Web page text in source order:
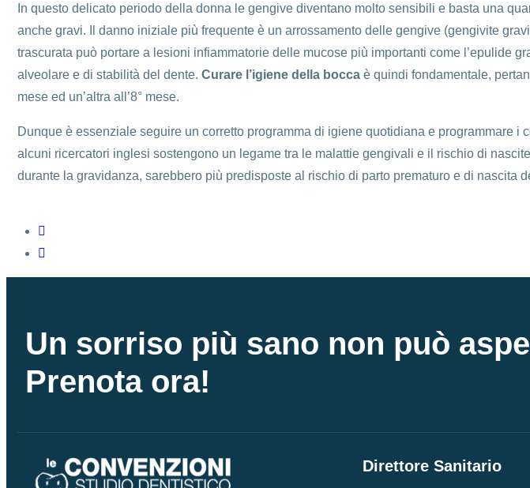
In questo delicato periodo della donna le gengive diventano molto sensibili e basta una
anche gravi. Il danno iniziale più frequente è un arrossamento delle gengive (gengivite
trascurata può portare a lesioni infiammatorie delle mucose più importanti come l’epulide
alveolare e di stabilità del dente. Curare l’igiene della bocca è quindi fondamentale,
mese ed un’altra all’8° mese.
Dunque è essenziale seguire un corretto programma di igiene quotidiana e programmare
alcuni ricercatori inglesi sostengono un legame tra le malattie gengivali e il rischio di
durante la gravidanza, sarebbero più predisposte al rischio di parto prematuro e di nascita
Un sorriso più sano non può
Prenota ora!
Direttore Sanitario